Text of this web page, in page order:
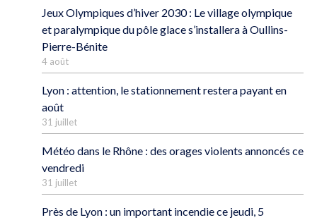
Jeux Olympiques d’hiver 2030 : Le village olympique
et paralympique du pôle glace s’installera à Oullins-
Pierre-Bénite
4 août
Lyon : attention, le stationnement restera payant en
août
31 juillet
Météo dans le Rhône : des orages violents annoncés ce
vendredi
31 juillet
Près de Lyon : un important incendie ce jeudi, 5